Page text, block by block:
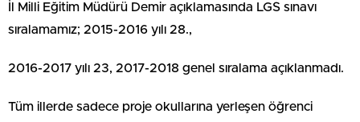
İl Milli Eğitim Müdürü Demir açıklamasında LGS sınavı
sıralamamız; 2015-2016 yılı 28.,
2016-2017 yılı 23, 2017-2018 genel sıralama açıklanmadı.
Tüm illerde sadece proje okullarına yerleşen öğrenci